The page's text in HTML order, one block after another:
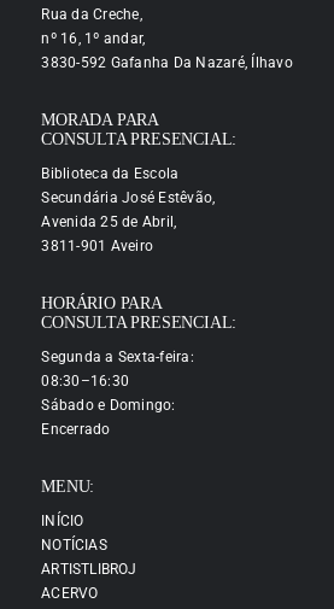
Rua da Creche,
nº 16, 1º andar,
3830-592 Gafanha Da Nazaré, Ílhavo
MORADA PARA
CONSULTA PRESENCIAL:
Biblioteca da Escola
Secundária José Estêvão,
Avenida 25 de Abril,
3811-901 Aveiro
HORÁRIO PARA
CONSULTA PRESENCIAL:
Segunda a Sexta-feira:
08:30–16:30
Sábado e Domingo:
Encerrado
MENU:
INÍCIO
NOTÍCIAS
ARTISTLIBROJ
ACERVO